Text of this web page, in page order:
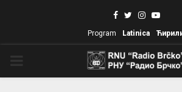
Facebook
TwitterInstagram
Program Latinica